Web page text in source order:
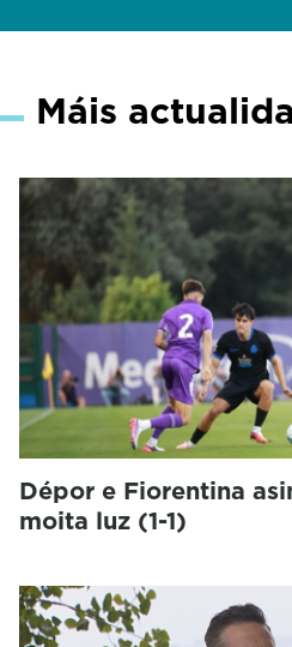
Máis
Dépor e Fiorentina
moita luz (1-1)